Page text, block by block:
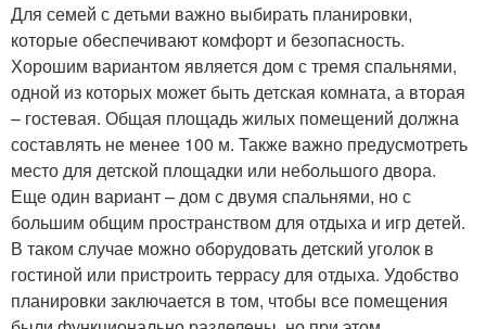
Для семей с детьми важно выбирать планировки,
которые обеспечивают комфорт и безопасность.
Хорошим вариантом является дом с тремя спальнями,
одной из которых может быть детская комната, а вторая
– гостевая. Общая площадь жилых помещений должна
составлять не менее 100 м. Также важно предусмотреть
место для детской площадки или небольшого двора.
Еще один вариант – дом с двумя спальнями, но с
большим общим пространством для отдыха и игр детей.
В таком случае можно оборудовать детский уголок в
гостиной или пристроить террасу для отдыха. Удобство
планировки заключается в том, чтобы все помещения